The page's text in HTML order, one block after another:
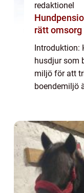
redaktionel
Hundpensionat
rätt omsorg
Introduktion:
husdjur som
miljö för att
boendemiljö